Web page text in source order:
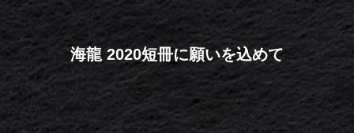
海龍 2020短冊に願いを込めて